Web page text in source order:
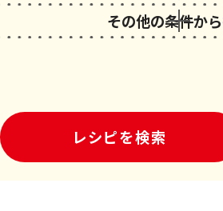
その他の条件か
レシピを検索